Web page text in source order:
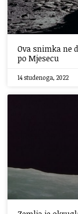
Ova snimka ne
po Mjesecu
14 studenoga, 2022